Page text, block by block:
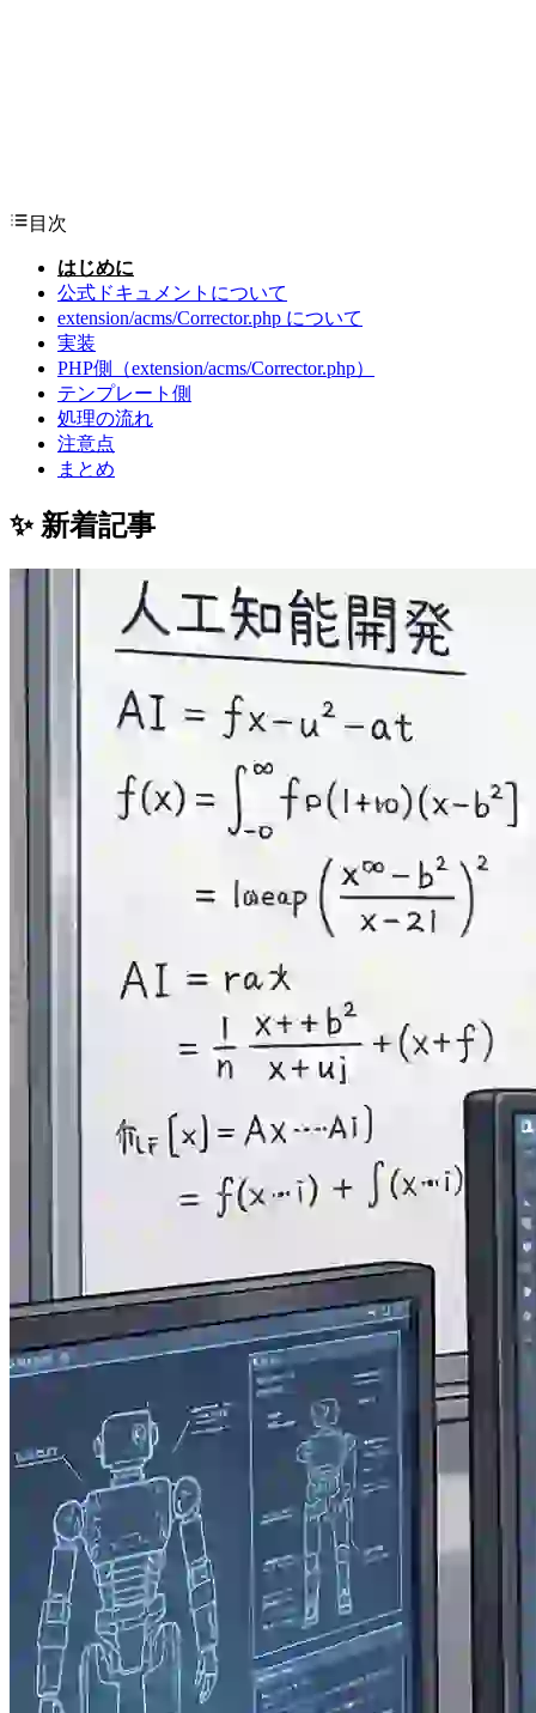
目次
はじめに
公式ドキュメントについて
extension/acms/Corrector.php について
実装
PHP側（extension/acms/Corrector.php）
テンプレート側
処理の流れ
注意点
まとめ
✨ 新着記事